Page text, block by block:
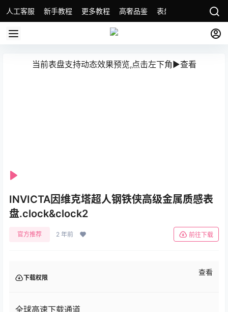
人工客服 新手教程 更多教程 高奢品鉴 表盘精选 名表故事
当前表盘支持动态效果预览,点击左下角▶️查看️
INVICTA因维克塔超人钢铁侠高级金属质感表
盘.clock&clock2
官方推荐 2 年前 前往下载
下载权限
查看
全球高速下载通道